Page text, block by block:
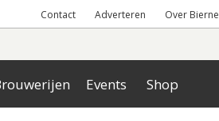
Contact Adverteren Over
Events Shop